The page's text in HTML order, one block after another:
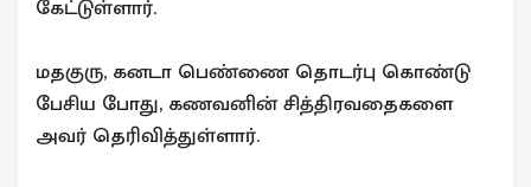
கேட்டுள்ளார்.
மதகுரு, கனடா பெண்ணை தொடர்பு கொண்டு
பேசிய போது, கணவனின் சித்திரவதைகளை
அவர் தெரிவித்துள்ளார்.